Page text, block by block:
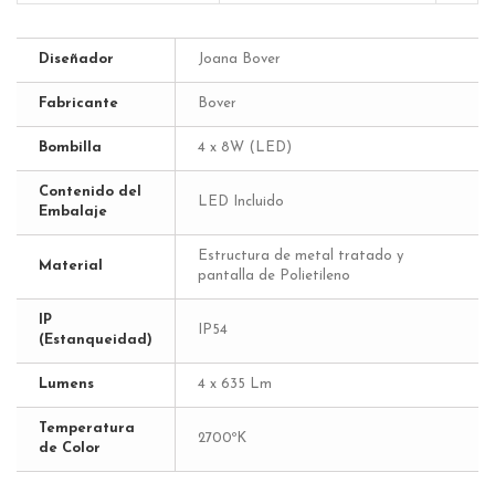
Diseñador Joana Bover
Fabricante Bover
Bombilla 4 x 8W (LED)
Contenido del
Embalaje
LED Incluido
Material
Estructura de metal tratado y
pantalla de Polietileno
IP
(Estanqueidad)
IP54
Lumens 4 x 635 Lm
Temperatura
de Color
2700ºK